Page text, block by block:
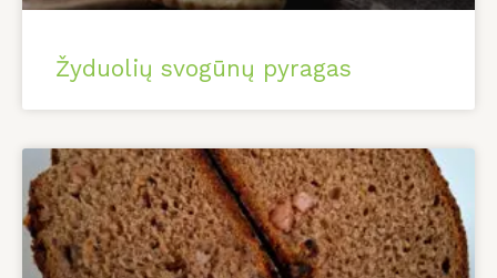
Žyduolių svogūnų pyragas